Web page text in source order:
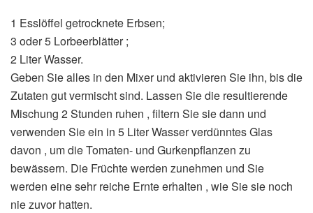
1 Esslöffel getrocknete Erbsen;
3 oder 5 Lorbeerblätter ;
2 Liter Wasser.
Geben Sie alles in den Mixer und aktivieren Sie ihn, bis die
Zutaten gut vermischt sind. Lassen Sie die resultierende
Mischung 2 Stunden ruhen , filtern Sie sie dann und
verwenden Sie ein in 5 Liter Wasser verdünntes Glas
davon , um die Tomaten- und Gurkenpflanzen zu
bewässern. Die Früchte werden zunehmen und Sie
werden eine sehr reiche Ernte erhalten , wie Sie sie noch
nie zuvor hatten.